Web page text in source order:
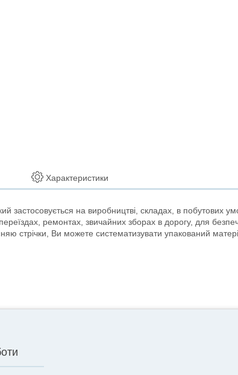
Характеристики
застосовується на виробництві, складах, в побутових
ремонтах, звичайних зборах в дорогу, для
стрічки, Ви можете систематизувати упакований